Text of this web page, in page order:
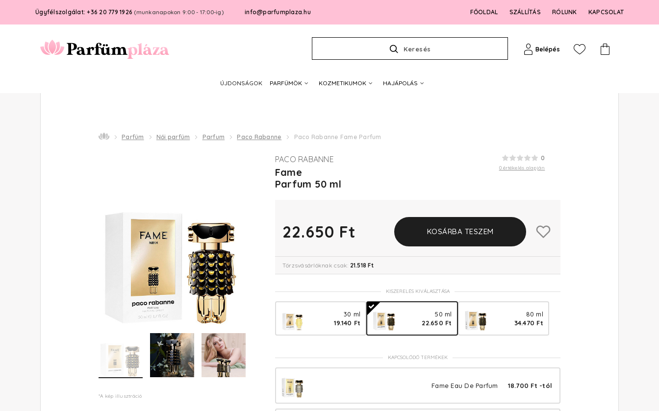
Ügyfélszolgálat: +36 20 779 1926 (munkanapokon 9:00 - 17:00-ig) info@parfumplaza.hu FŐOLDAL SZÁLLÍTÁS RÓLUNK KAPCSOLAT
Keresés Belépés
ÚJDONSÁGOK PARFÜMÖK KOZMETIKUMOK HAJÁPOLÁS
Parfüm Női parfüm Parfum Paco Rabanne Paco Rabanne Fame Parfum
*A kép illusztráció
0
0 értékelés alapján
PACO RABANNE
Fame
Parfum 50 ml
22.650 Ft KOSÁRBA TESZEM
Törzsvásárlóknak csak: 21.518 Ft
KISZERELÉS KIVÁLASZTÁSA
30 ml
19.140 Ft
50 ml
22.650 Ft
80 ml
34.470 Ft
KAPCSOLÓDÓ TERMÉKEK
Fame Eau De Parfum 18.700 Ft -tól